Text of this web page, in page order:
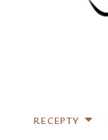
RECEPTY